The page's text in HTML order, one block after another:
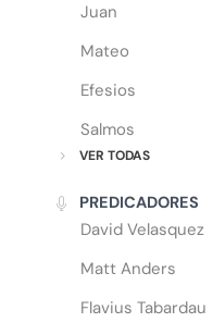
Juan
Mateo
Efesios
Salmos
VER TODAS
PREDICADORES
David Velasquez
Matt Anders
Flavius Tabardau